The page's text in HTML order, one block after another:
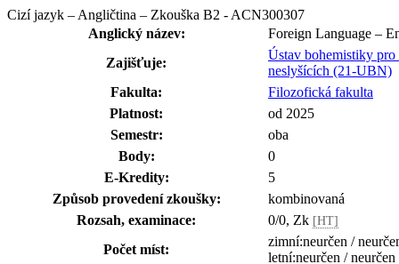
Cizí jazyk – Angličtina – Zkouška B2 - ACN300307
Anglický název:
Foreign Language –
Zajišťuje:
Ústav bohemistiky
neslyšících (21-UBN)
Fakulta:
Filozofická fakulta
Platnost:
od 2025
Semestr:
oba
Body:
0
E-Kredity:
5
Způsob provedení zkoušky:
kombinovaná
Rozsah, examinace:
0/0, Zk [HT]
Počet míst:
zimní:neurčen /
letní:neurčen / neurčen